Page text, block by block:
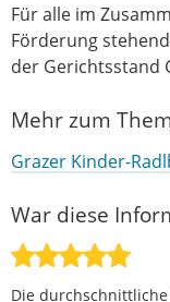
Für alle im
Förderung
der Gerichtsstand
Mehr zum
Grazer Kinder-
War diese
Die